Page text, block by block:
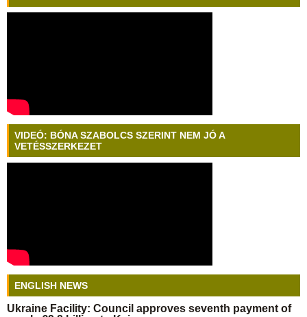
VIDEÓ: BÓNA SZABOLCS SZERINT NEM JÓ A
VETÉSSZERKEZET
ENGLISH NEWS
Ukraine Facility: Council approves seventh payment of